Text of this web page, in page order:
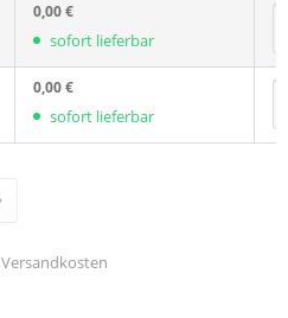
0,00 €
sofort lieferbar
0,00 €
sofort lieferbar
Versandkosten